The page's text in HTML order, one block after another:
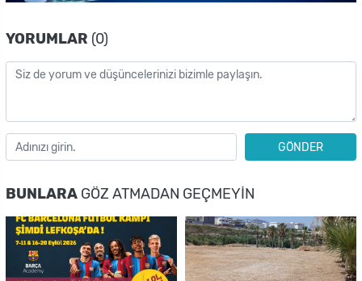
YORUMLAR (0)
GÖNDER
BUNLARA GÖZ ATMADAN GEÇMEYIN